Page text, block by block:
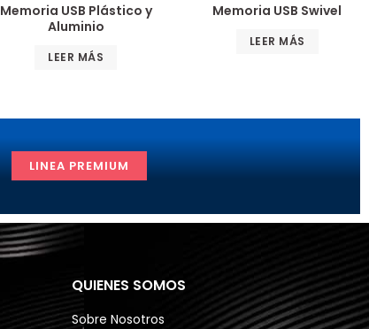
Memoria USB Plástico y
Aluminio
LEER MÁS
Memoria USB Swivel
LEER MÁS
LINEA PREMIUM
QUIENES SOMOS
Sobre Nosotros